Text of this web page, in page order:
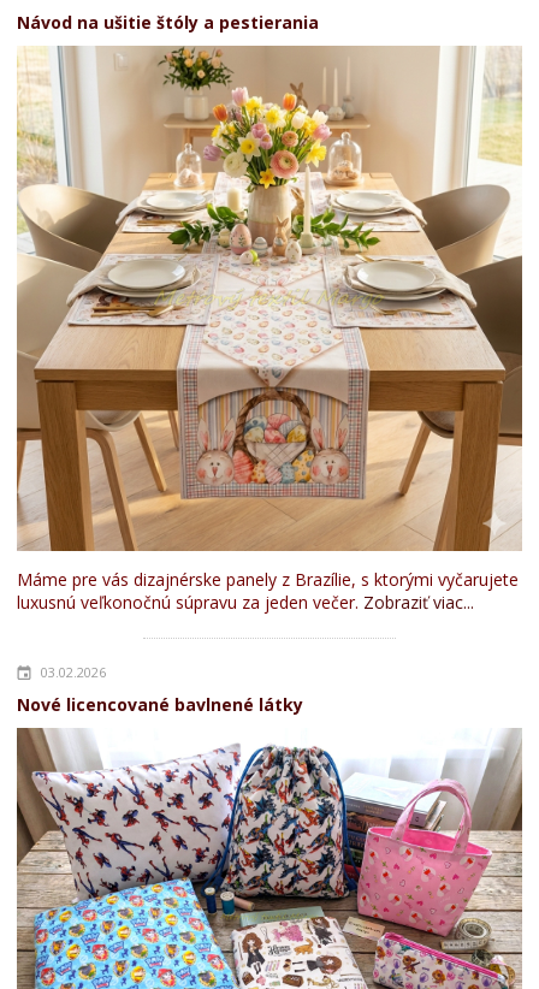
Návod na ušitie štóly a pestierania
Máme pre vás dizajnérske panely z Brazílie, s ktorými vyčarujete
luxusnú veľkonočnú súpravu za jeden večer. Zobraziť viac...
03.02.2026
Nové licencované bavlnené látky